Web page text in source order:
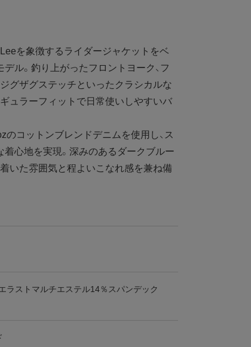
を象徴するライダージャケットをベ
ル。釣り上がったフロントヨーク、フ
グザグステッチといったクラシカルな
ュラーフィットで日常使いしやすいバ
コットンブレンドデニムを使用し、ス
着心地を実現。深みのあるダークブルー
いた雰囲気と程よいこなれ感を兼ね備
ラストマルチエステル14％スパンデック